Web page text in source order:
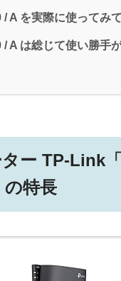
A を実際に使ってみ
A は総じて使い勝手
ー TP-Link
の特長